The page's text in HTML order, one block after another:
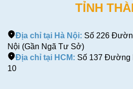
TỈNH
Địa chỉ tại Hà Nội: Số 226
Nội (Gần Ngã Tư Sở)
Địa chỉ tại HCM: Số 137 Đường
10